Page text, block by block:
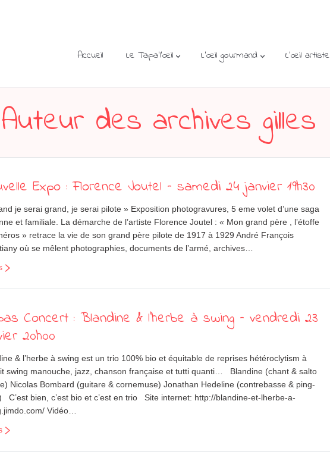
Accueil Le Tapa’l’œil L’œil gourmand L’œil artiste
Auteur des archives gilles
Expo : Florence Joutel – samedi 24 janvier 19h30
je serai grand, je serai pilote » Exposition photogravures, 5 eme volet d’une saga
et familiale. La démarche de l’artiste Florence Joutel : « Mon grand père , l’étoffe
» retrace la vie de son grand père pilote de 1917 à 1929 André François
où se mêlent photographies, documents de l’armé, archives…
Concert : Blandine & l’herbe à swing – vendredi 23
20h00
& l’herbe à swing est un trio 100% bio et équitable de reprises hétéroclytism à
swing manouche, jazz, chanson française et tutti quanti… Blandine (chant & salto
Nicolas Bombard (guitare & cornemuse) Jonathan Hedeline (contrebasse & ping-
C’est bien, c’est bio et c’est en trio Site internet: http://blandine-et-lherbe-a-
Vidéo…